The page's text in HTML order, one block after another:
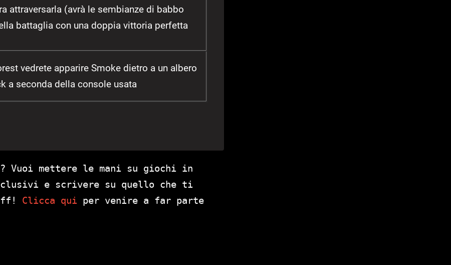
attraversarla (avrà le sembianze di babbo
battaglia con una doppia vittoria perfetta
vedrete apparire Smoke dietro a un albero
a seconda della console usata
mettere le mani su giochi in
e scrivere su quello che ti
Clicca qui per venire a far parte